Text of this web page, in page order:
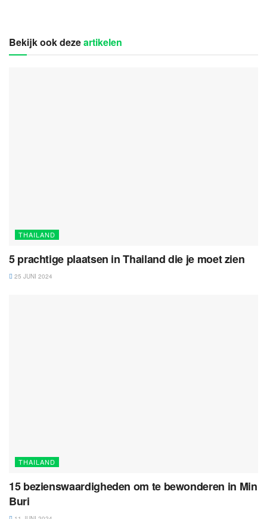
Bekijk ook dezeartikelen
THAILAND
5 prachtige plaatsen in Thailand die je moet zien
25 JUNI 2024
THAILAND
15 bezienswaardigheden om te bewonderen in Min
Buri